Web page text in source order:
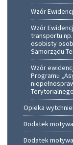
Wzór
Wzór
transportu
osobisty
Samorządu
Wzór
Programu
Opieka
Dodatek
Dodatek